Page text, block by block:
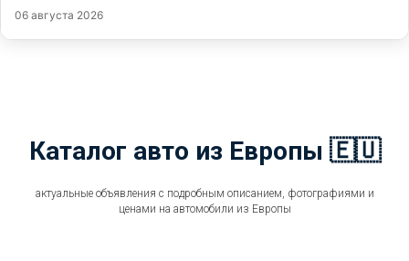
06 августа 2026
Каталог авто из Европы 🇪🇺
актуальные объявления с подробным описанием, фотографиями и
ценами на автомобили из Европы